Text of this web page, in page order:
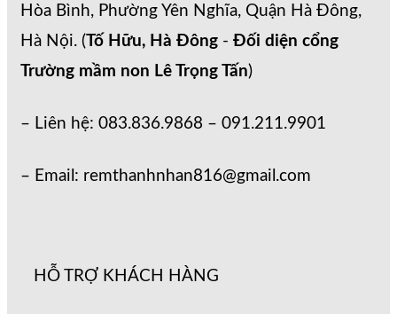
Hòa Bình, Phường Yên Nghĩa, Quận Hà Đông,
Hà Nội. (Tố Hữu, Hà Đông - Đối diện cổng
Trường mầm non Lê Trọng Tấn)
– Liên hệ: 083.836.9868 – 091.211.9901
– Email: remthanhnhan816@gmail.com
HỖ TRỢ KHÁCH HÀNG